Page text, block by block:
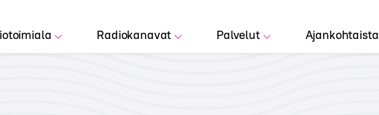
Radiokanavat Palvelut Ajankohtaista